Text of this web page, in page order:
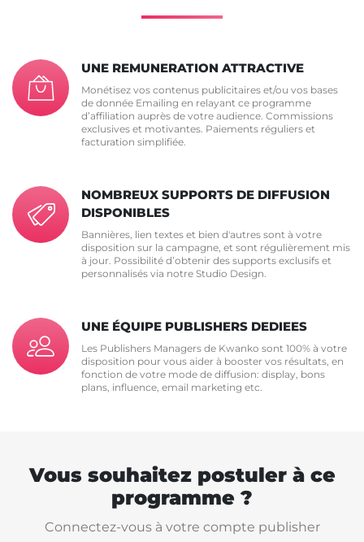
UNE REMUNERATION ATTRACTIVE
Monétisez vos contenus publicitaires et/ou vos bases
de donnée Emailing en relayant ce programme
d’affiliation auprès de votre audience. Commissions
exclusives et motivantes. Paiements réguliers et
facturation simplifiée.
NOMBREUX SUPPORTS DE DIFFUSION
DISPONIBLES
Bannières, lien textes et bien d'autres sont à votre
disposition sur la campagne, et sont régulièrement mis
à jour. Possibilité d’obtenir des supports exclusifs et
personnalisés via notre Studio Design.
UNE ÉQUIPE PUBLISHERS DEDIEES
Les Publishers Managers de Kwanko sont 100% à votre
disposition pour vous aider à booster vos résultats, en
fonction de votre mode de diffusion: display, bons
plans, influence, email marketing etc.
Vous souhaitez postuler à ce
programme ?
Connectez-vous à votre compte publisher